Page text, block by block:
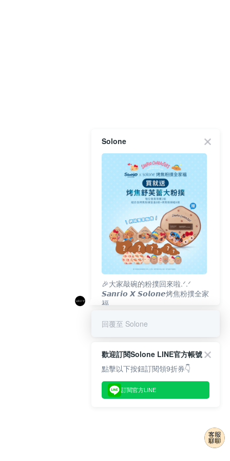
Solone
🎉大家敲碗的粉撲回來啦.ᐟ‪‪.ᐟ
𝙎𝙖𝙣𝙧𝙞𝙤 𝙓 𝙎𝙤𝙡𝙤𝙣𝙚烤焦粉撲全家
福
回覆至 Solone
歡迎訂閱Solone LINE官方帳號
點擊以下按鈕訂閱領9折券👇
訂閱官方LINE